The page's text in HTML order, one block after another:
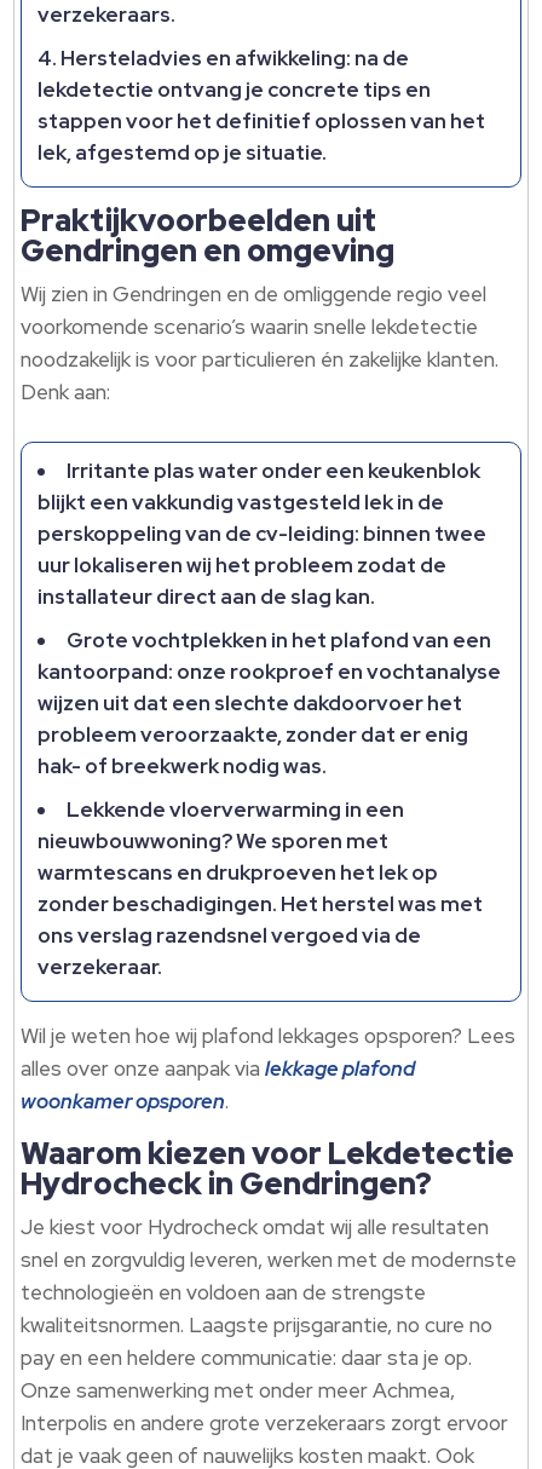
verzekeraars.​
Hersteladvies en afwikkeling: na de
lekdetectie ontvang je concrete tips en
stappen voor het definitief oplossen van het
lek, afgestemd op je situatie.​
Praktijkvoorbeelden uit
Gendringen en omgeving
Wij zien in Gendringen en de omliggende regio veel
voorkomende scenario’s waarin snelle lekdetectie
noodzakelijk is voor particulieren én zakelijke klanten.​
Denk aan:
Irritante plas water onder een keukenblok
blijkt een vakkundig vastgesteld lek in de
perskoppeling van de cv-leiding: binnen twee
uur lokaliseren wij het probleem zodat de
installateur direct aan de slag kan.​
Grote vochtplekken in het plafond van een
kantoorpand: onze rookproef en vochtanalyse
wijzen uit dat een slechte dakdoorvoer het
probleem veroorzaakte, zonder dat er enig
hak- of breekwerk nodig was.​
Lekkende vloerverwarming in een
nieuwbouwwoning? We sporen met
warmtescans en drukproeven het lek op
zonder beschadigingen.​ Het herstel was met
ons verslag razendsnel vergoed via de
verzekeraar.​
Wil je weten hoe wij plafond lekkages opsporen? Lees
alles over onze aanpak vialekkage plafond
woonkamer opsporen.​
Waarom kiezen voor Lekdetectie
Hydrocheck in Gendringen?
Je kiest voor Hydrocheck omdat wij alle resultaten
snel en zorgvuldig leveren, werken met de modernste
technologieën en voldoen aan de strengste
kwaliteitsnormen.​ Laagste prijsgarantie, no cure no
pay en een heldere communicatie: daar sta je op.​
Onze samenwerking met onder meer Achmea,
Interpolis en andere grote verzekeraars zorgt ervoor
dat je vaak geen of nauwelijks kosten maakt.​ Ook